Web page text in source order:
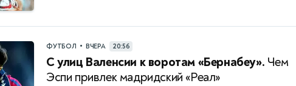
ФУТБОЛ • ВЧЕРА 20:56
С улиц Валенсии к воротам «Бернабеу». Чем
Эспи привлек мадридский «Реал»